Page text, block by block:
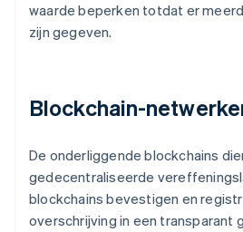
waarde beperken totdat er
zijn gegeven.
Blockchain-
De onderliggende blockchains
gedecentraliseerde
blockchains bevestigen en
overschrijving in een transparant